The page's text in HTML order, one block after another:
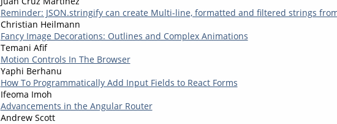
Reminder: JSON.stringify can create Multi-line, formatted and filtered strings from
Christian Heilmann
Fancy Image Decorations: Outlines and Complex Animations
Temani Afif
Motion Controls In The Browser
Yaphi Berhanu
How To Programmatically Add Input Fields to React Forms
Ifeoma Imoh
Advancements in the Angular Router
Andrew Scott